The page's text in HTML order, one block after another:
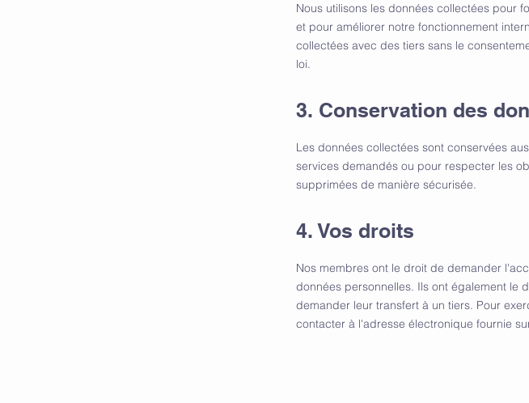
Nous utilisons les données collectées pour
et pour améliorer notre fonctionnement
collectées avec des tiers sans le
loi.
3. Conservation des
Les données collectées sont conservées
services demandés ou pour respecter les
supprimées de manière sécurisée.
4. Vos droits
Nos membres ont le droit de demander
données personnelles. Ils ont également le
demander leur transfert à un tiers. Pour
contacter à l'adresse électronique fournie